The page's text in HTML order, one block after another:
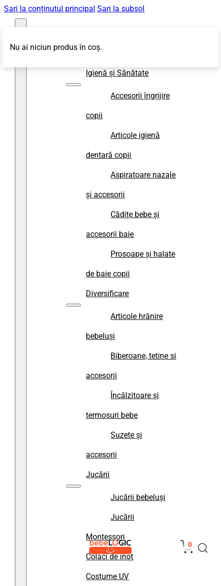
Sari la conținutul principal Sari la subsol
Igienă și Sănătate
Accesorii îngrijire
copii
Articole igienă
dentară copii
Aspiratoare nazale
și accesorii
Cădițe bebe și
accesorii baie
Prosoape și halate
de baie copii
Diversificare
Articole hrănire
bebeluși
Biberoane, tetine si
accesorii
Încălzitoare și
termosuri bebe
Suzete și
accesorii
Jucării
Jucării bebeluși
Jucării
Montessori
Colaci de înot
Costume UV
0
Nu ai niciun produs în coș.